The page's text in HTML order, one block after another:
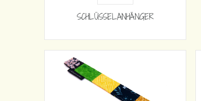
SCHLÜSSELANHÄNGER